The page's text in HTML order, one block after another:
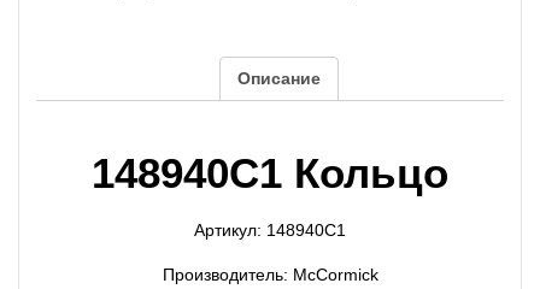
Описание
148940C1 Кольцо
Артикул: 148940C1
Производитель: McCormick